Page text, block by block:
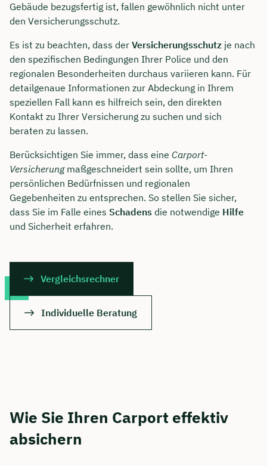
Gebäude bezugsfertig ist, fallen gewöhnlich nicht unter
den Versicherungsschutz.
Es ist zu beachten, dass der Versicherungsschutz je nach
den spezifischen Bedingungen Ihrer Police und den
regionalen Besonderheiten durchaus variieren kann. Für
detailgenaue Informationen zur Abdeckung in Ihrem
speziellen Fall kann es hilfreich sein, den direkten
Kontakt zu Ihrer Versicherung zu suchen und sich
beraten zu lassen.
Berücksichtigen Sie immer, dass eine Carport-
Versicherungmaßgeschneidert sein sollte, um Ihren
persönlichen Bedürfnissen und regionalen
Gegebenheiten zu entsprechen. So stellen Sie sicher,
dass Sie im Falle eines Schadens die notwendige Hilfe
und Sicherheit erfahren.
Vergleichsrechner
Individuelle Beratung
Wie Sie Ihren Carport effektiv
absichern